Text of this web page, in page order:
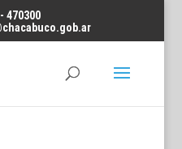
470300